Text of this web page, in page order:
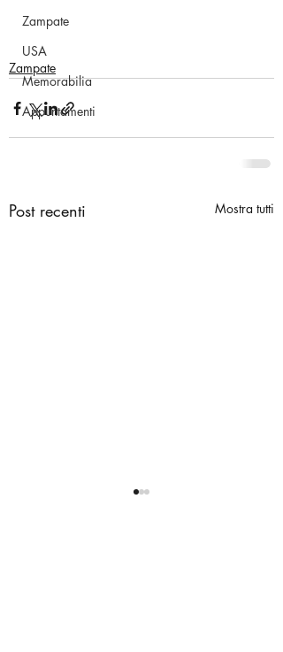
Zampate
USA
Memorabilia
Appuntamenti
Zampate
Post recenti Mostra tutti